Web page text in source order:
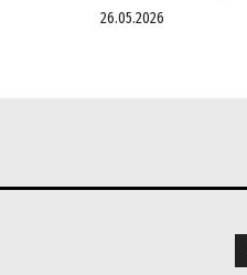
26.05.2026